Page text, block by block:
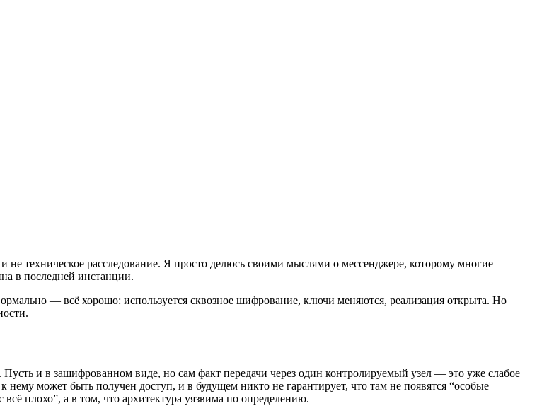
техническое расследование. Я просто делюсь своими мыслями о мессенджере, которому многие
в последней инстанции.
— всё хорошо: используется сквозное шифрование, ключи меняются, реализация открыта. Но
и в зашифрованном виде, но сам факт передачи через один контролируемый узел — это уже слабое
может быть получен доступ, и в будущем никто не гарантирует, что там не появятся “особые
плохо”, а в том, что архитектура уязвима по определению.